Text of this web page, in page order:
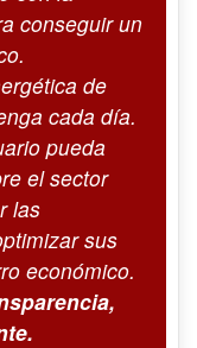
conseguir un
de
cada día.
pueda
el sector
las
sus
económico.